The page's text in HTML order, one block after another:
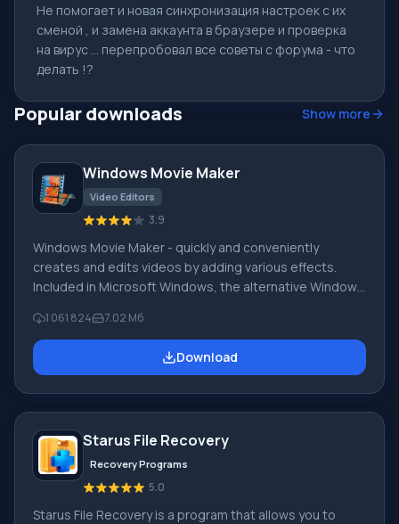
Не помогает и новая синхронизация настроек с их
сменой , и замена аккаунта в браузере и проверка
на вирус ... перепробовал все советы с форума - что
делать !?
Popular downloads Show more
Windows Movie Maker
Video Editors
3.9
Windows Movie Maker - quickly and conveniently
creates and edits videos by adding various effects.
Included in Microsoft Windows, the alternative Windows
package from Microsoft. Features of Windows Movie
Maker: Capture video from various sources
(camcorders, mobile phones, digital video cameras,
1 061 824 7.02 Мб
Download
Starus File Recovery
Recovery Programs
5.0
Starus File Recovery is a program that allows you to